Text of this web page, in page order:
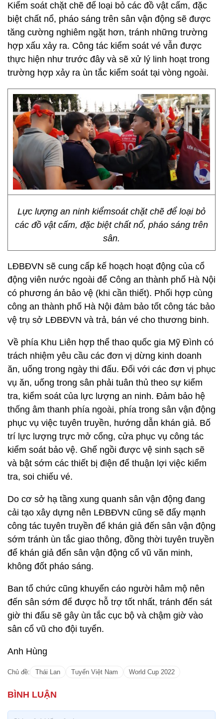
Kiểm soát chặt chẽ để loại bỏ các đồ vật cấm, đặc
biệt chất nổ, pháo sáng trên sân vận động sẽ được
tăng cường nghiêm ngặt hơn, tránh những trường
hợp xấu xảy ra. Công tác kiểm soát vé vẫn được
thực hiện như trước đây và sẽ xử lý linh hoạt trong
trường hợp xảy ra ùn tắc kiểm soát tại vòng ngoài.
Lực lượng an ninh kiểmsoát chặt chẽ để loại bỏ
các đồ vật cấm, đặc biệt chất nổ, pháo sáng trên
sân.
LĐBĐVN sẽ cung cấp kế hoạch hoạt động của cổ
động viên nước ngoài để Công an thành phố Hà Nội
có phương án bảo vệ (khi cần thiết). Phối hợp cùng
công an thành phố Hà Nội đảm bảo tốt công tác bảo
vệ trụ sở LĐBĐVN và trả, bán vé cho thương binh.
Về phía Khu Liên hợp thể thao quốc gia Mỹ Đình có
trách nhiệm yêu cầu các đơn vị dừng kinh doanh
ăn, uống trong ngày thi đấu. Đối với các đơn vị phục
vụ ăn, uống trong sân phải tuân thủ theo sự kiểm
tra, kiểm soát của lực lượng an ninh. Đảm bảo hệ
thống âm thanh phía ngoài, phía trong sân vận động
phục vụ việc tuyên truyền, hướng dẫn khán giả. Bố
trí lực lượng trực mở cổng, cửa phục vụ công tác
kiểm soát bảo vệ. Ghế ngồi được vệ sinh sạch sẽ
và bật sớm các thiết bị điện để thuận lợi việc kiểm
tra, soi chiếu vé.
Do cơ sở hạ tầng xung quanh sân vận động đang
cải tạo xây dựng nên LĐBĐVN cũng sẽ đẩy mạnh
công tác tuyên truyền để khán giả đến sân vận động
sớm tránh ùn tắc giao thông, đồng thời tuyên truyền
để khán giả đến sân vận động cổ vũ văn minh,
không đốt pháo sáng.
Ban tổ chức cũng khuyến cáo người hâm mộ nên
đến sân sớm để được hỗ trợ tốt nhất, tránh đến sát
giờ thi đấu sẽ gây ùn tắc cục bộ và chậm giờ vào
sân cổ vũ cho đội tuyển.
Anh Hùng
Chủ đề: Thái Lan Tuyển Việt Nam World Cup 2022